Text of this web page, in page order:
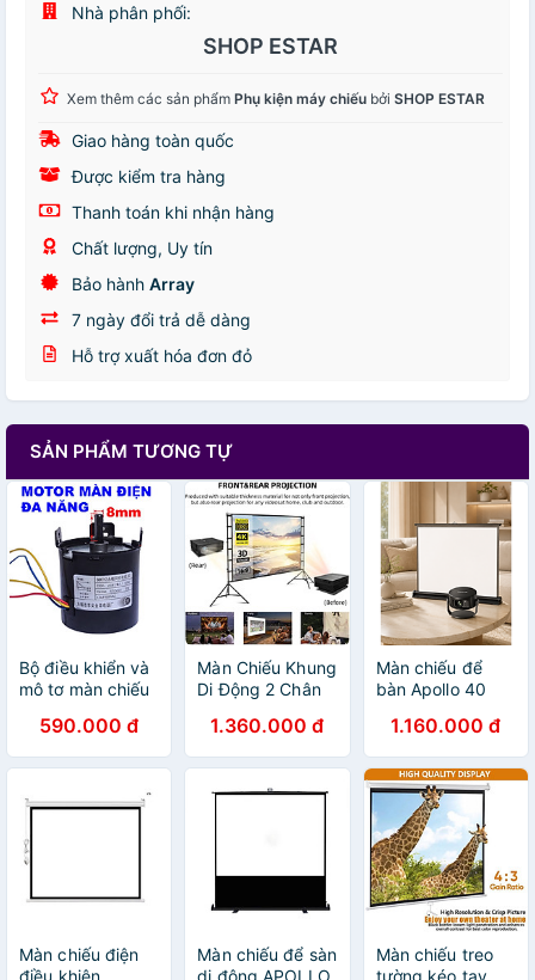
Nhà phân phối:
SHOP ESTAR
Xem thêm các sản phẩm Phụ kiện máy chiếu bởi SHOP ESTAR
Giao hàng toàn quốc
Được kiểm tra hàng
Thanh toán khi nhận hàng
Chất lượng, Uy tín
Bảo hành Array
7 ngày đổi trả dễ dàng
Hỗ trợ xuất hóa đơn đỏ
SẢN PHẨM TƯƠNG TỰ
Bộ điều khiển và
mô tơ màn chiếu
dùng để sửa
chữa màn chiếu
tất cả các hãng
có trên thị trường
hãng )
590.000 đ
Màn Chiếu Khung
Di Động 2 Chân
100-120 Inch, Tỷ
Lệ 16:9 - Gấp
Gọn, Trình chiếu
ngoài trời - Hàng
1.360.000 đ
Màn chiếu để
bàn Apollo 40
chuyên dành cho
máy chiếu mini,
gọn nhẹ, di động
- Hàng nhập
khẩu
1.160.000 đ
Màn chiếu điện
Màn chiếu để sàn
Màn chiếu treo